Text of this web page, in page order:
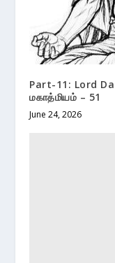
Part-11: Lord
மகாத்மியம் – 51
June 24, 2026